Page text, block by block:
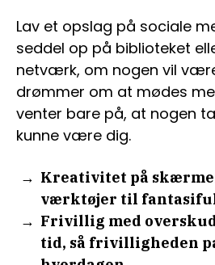
Lav et opslag på sociale
seddel op på biblioteket
netværk, om nogen vil
drømmer om at mødes
venter bare på, at nogen
kunne være dig.
Kreativitet på
værktøjer til
Frivillig med
tid, så frivilligheden